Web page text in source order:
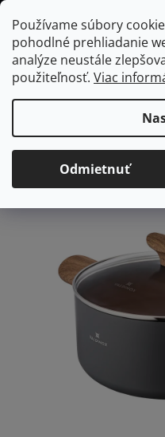
Používame súbory
pohodlné prehliadanie
analýze neustále
použiteľnosť. Viac
Odmietnuť
Prejsť
na
obsah
Domov
/ Kuchyňa / Varenie / Hrnce
cm
Hrniec s
Morgan, 20
Priemerné
hodnotenie
Neohodnotené